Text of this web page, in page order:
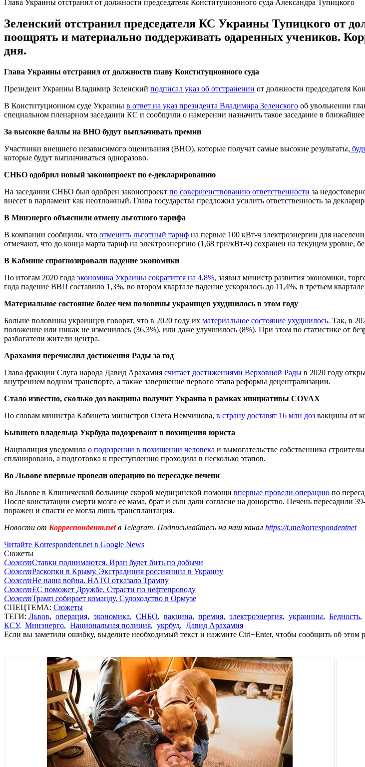
Глава Украины отстранил от должности председателя Конституционного суда Александра Тупицкого
Зеленский отстранил председателя КС Украины Тупицкого от
поощрять и материально поддерживать одаренных учеников.
дня.
Глава Украины отстранил от должности главу Конституционного суда
Президент Украины Владимир Зеленский подписал указ об отстранении от должности председателя
В Конституционном суде Украины в ответ на указ президента Владимира Зеленского об увольнении
специальном пленарном заседании КС и сообщили о намерении назначить такое заседание в
За высокие баллы на ВНО будут выплачивать премии
Участники внешнего независимого оценивания (ВНО), которые получат самые высокие результаты,
которые будут выплачиваться одноразово.
СНБО одобрил новый законопроект по е-декларированию
На заседании СНБО был одобрен законопроект по совершенствованию ответственности за
внесет в парламент как неотложный. Глава государства предложил усилить ответственность за
В Минэнерго объяснили отмену льготного тарифа
В компании сообщили, что отменить льготный тариф на первые 100 кВт-ч электроэнергии для
отмечают, что до конца марта тариф на электроэнергию (1,68 грн/кВт-ч) сохранен на текущем уровне,
В Кабмине спрогнозировали падение экономики
По итогам 2020 года экономика Украины сократится на 4,8%, заявил министр развития экономики,
года падение ВВП составило 1,3%, во втором квартале падение ускорилось до 11,4%, в третьем
Материальное состояние более чем половины украинцев ухудшилось в этом году
Больше половины украинцев говорят, что в 2020 году их материальное состояние ухудшилось. Так, в
положение или никак не изменилось (36,3%), или даже улучшилось (8%). При этом по статистике от
разбогатели жители центра.
Арахамия перечислил достижения Рады за год
Глава фракции Слуга народа Давид Арахамия считает достижениями Верховной Рады в 2020 году
внутреннем водном транспорте, а также завершение первого этапа реформы децентрализации.
Стало известно, сколько доз вакцины получит Украина в рамках инициативы COVAX
По словам министра Кабинета министров Олега Немчинова, в страну доставят 16 млн доз вакцины от
Бывшего владельца Укрбуда подозревают в похищения юриста
Нацполиция уведомила о подозрении в похищении человека и вымогательстве собственника
спланировано, а подготовка к преступлению проходила в несколько этапов.
Во Львове впервые провели операцию по пересадке печени
Во Львове в Клинической больнице скорой медицинской помощи впервые провели операцию по
После констатации смерти мозга ее мама, брат и сын дали согласие на донорство. Печень
поражен и спасти ее могла лишь трансплантация.
Новости от Корреспондент.netв Telegram. Подписывайтесь на наш канал https://t.me/korrespondentnet
Читайте Korrespondent.net в Google News
Сюжеты
СюжетСтавки поднимаются. Иран будет бить по добычи
СюжетРаскопки в Крыму. Экстрадиция россиянина в Украину
СюжетНе наша война. НАТО отказало Трампу
СюжетЕС поможет Дружбе. Страсти по нефтепроводу
СюжетТрамп собирает команду. Судоходство в Ормузе
СПЕЦТЕМА: Сюжеты
ТЕГИ: Львов, операция, экономика, СНБО, вакцина, премия, электроэнергия, украинцы, Бедность,
КСУ, Минэнерго, Национальная полиция, укрбуд, Давид Арахамия
Если вы заметили ошибку, выделите необходимый текст и нажмите Ctrl+Enter, чтобы сообщить об этом